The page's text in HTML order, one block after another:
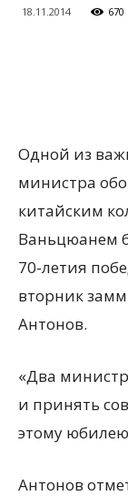
18.11.2014 670
Одной из
министра
китайским
Ваньцюанем
70-летия
вторник
Антонов.
«Два
и принять
этому
Антонов